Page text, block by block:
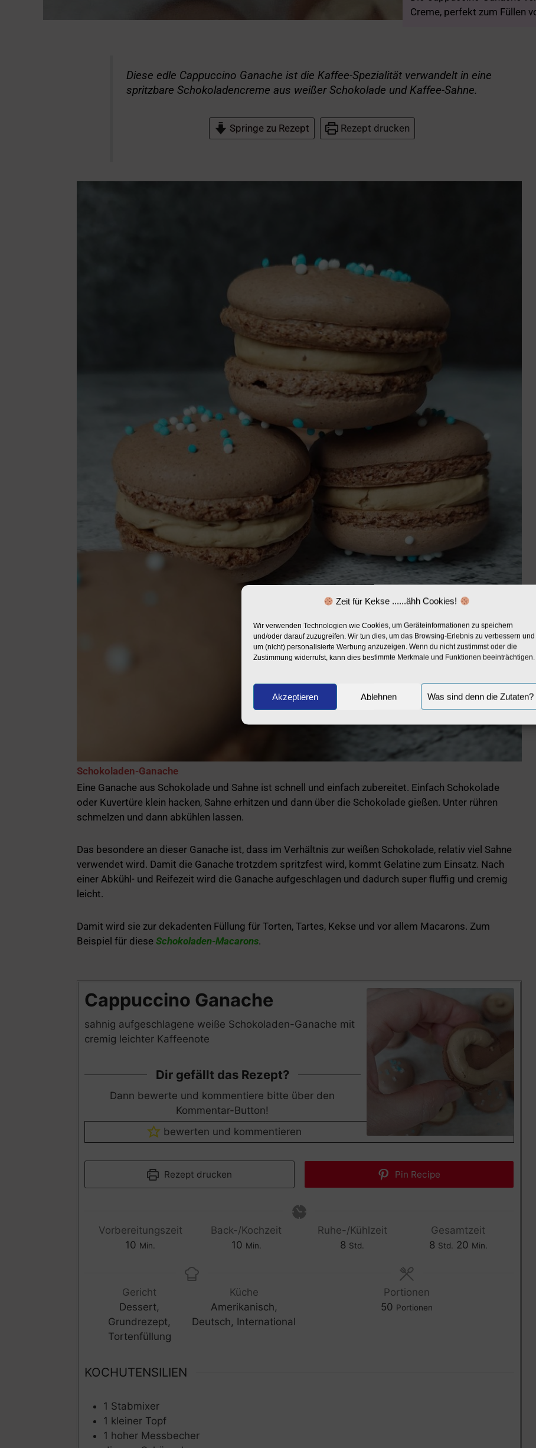
Zeit für Kekse ......ähh Cookies!
Wir verwenden Technologien wie Cookies, um Geräteinformationen zu speichern
und/oder darauf zuzugreifen. Wir tun dies, um das Browsing-Erlebnis zu verbessern und
um (nicht) personalisierte Werbung anzuzeigen. Wenn du nicht zustimmst oder die
Zustimmung widerrufst, kann dies bestimmte Merkmale und Funktionen beeinträchtigen.
Akzeptieren Ablehnen Was sind denn die Zutaten?
Creme, perfekt zum Füllen
Diese edle Cappuccino Ganache ist die Kaffee-Spezialität verwandelt in eine
spritzbare Schokoladencreme aus weißer Schokolade und Kaffee-Sahne.
Springe zu Rezept Rezept drucken
Schokoladen-Ganache
Eine Ganache aus Schokolade und Sahne ist schnell und einfach zubereitet. Einfach Schokolade
oder Kuvertüre klein hacken, Sahne erhitzen und dann über die Schokolade gießen. Unter rühren
schmelzen und dann abkühlen lassen.
Das besondere an dieser Ganache ist, dass im Verhältnis zur weißen Schokolade, relativ viel Sahne
verwendet wird. Damit die Ganache trotzdem spritzfest wird, kommt Gelatine zum Einsatz. Nach
einer Abkühl- und Reifezeit wird die Ganache aufgeschlagen und dadurch super fluffig und cremig
leicht.
Damit wird sie zur dekadenten Füllung für Torten, Tartes, Kekse und vor allem Macarons. Zum
Beispiel für diese Schokoladen-Macarons.
Cappuccino Ganache
sahnig aufgeschlagene weiße Schokoladen-Ganache mit
cremig leichter Kaffeenote
Dir gefällt das Rezept?
Dann bewerte und kommentiere bitte über den
Kommentar-Button!
bewerten und kommentieren
Rezept drucken Pin Recipe
Vorbereitungszeit
10 Min.
Back-/Kochzeit
10 Min.
Ruhe-/Kühlzeit
8 Std.
Gesamtzeit
8 Std. 20 Min.
Gericht
Dessert,
Grundrezept,
Tortenfüllung
Küche
Amerikanisch,
Deutsch, International
Portionen
50 Portionen
KOCHUTENSILIEN
1 Stabmixer
1 kleiner Topf
1 hoher Messbecher